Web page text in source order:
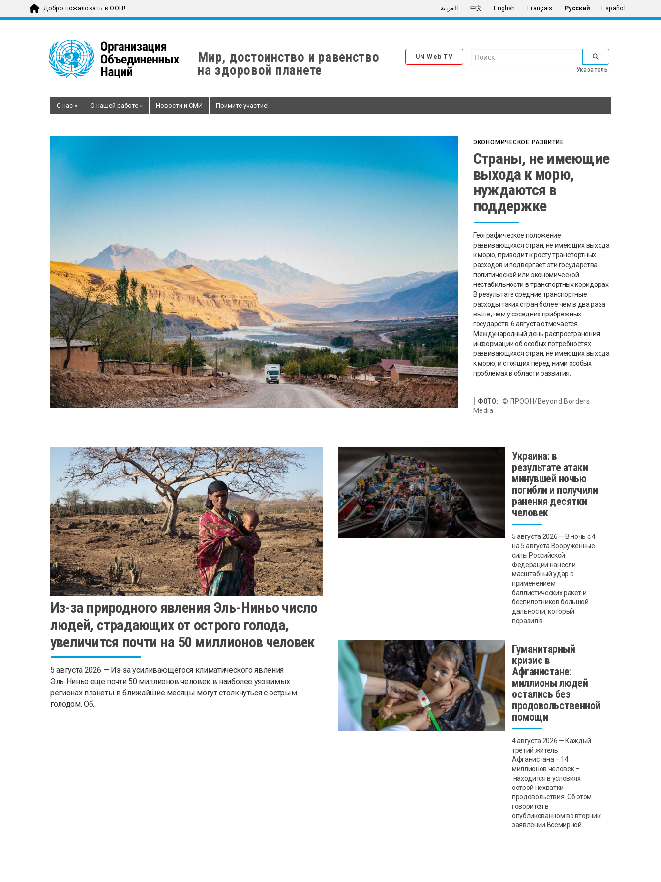
Добро пожаловать в ООН! العربية 中文 English Français Русский Español
Мир, достоинство и равенство
на здоровой планете
Search
Nations
SUBMIT SEARCH
Указатель
UN Web TV
О нас » О нашей работе » Новости и СМИ Примите участие!
ЭКОНОМИЧЕСКОЕ РАЗВИТИЕ
Страны, не имеющие
выхода к морю,
нуждаются в
поддержке
Географическое положение
развивающихся стран, не имеющих выхода
к морю, приводит к росту транспортных
расходов и подвергает эти государства
политической или экономической
нестабильности в транспортных коридорах.
В результате средние транспортные
расходы таких стран более чем в два раза
выше, чем у соседних прибрежных
государств. 6 августа отмечается
Международный день распространения
информации об особых потребностях
развивающихся стран, не имеющих выхода
к морю, и стоящих перед ними особых
проблемах в области развития.
ФОТО: © ПРООН/Beyond Borders
Media
Из-за природного явления Эль-Ниньо число
людей, страдающих от острого голода,
увеличится почти на 50 миллионов человек
5 августа 2026 — Из-за усиливающегося климатического явления
Эль‑Ниньо еще почти 50 миллионов человек в наиболее уязвимых
регионах планеты в ближайшие месяцы могут столкнуться с острым
голодом. Об...
Украина: в
результате атаки
минувшей ночью
погибли и получили
ранения десятки
человек
5 августа 2026 — В ночь с 4
на 5 августа Вооруженные
силы Российской
Федерации нанесли
масштабный удар с
применением
баллистических ракет и
беспилотников большой
дальности, который
поразил в...
Гуманитарный
кризис в
Афганистане:
миллионы людей
остались без
продовольственной
помощи
4 августа 2026 — Каждый
третий житель
Афганистана – 14
миллионов человек –
находится в условиях
острой нехватки
продовольствия. Об этом
говорится в
опубликованном во вторник
заявлении Всемирной...